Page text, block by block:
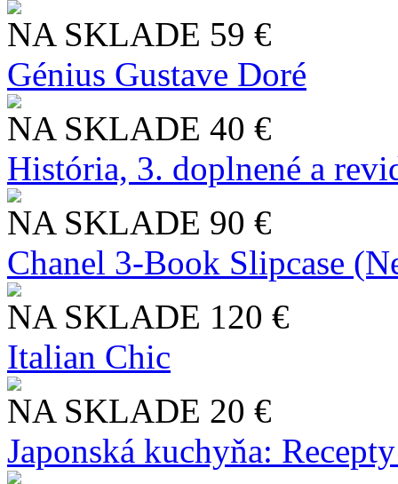
NA SKLADE 59 €
Génius Gustave Doré
NA SKLADE 40 €
História, 3. doplnené a
NA SKLADE 90 €
Chanel 3-Book Slipcase
NA SKLADE 120 €
Italian Chic
NA SKLADE 20 €
Japonská kuchyňa: